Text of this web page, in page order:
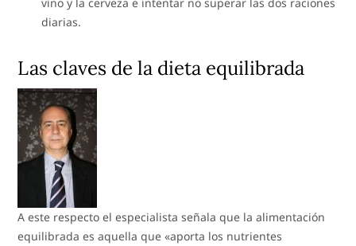
diarias.
Las claves de la dieta equilibrada
A este respecto el especialista señala que la alimentación
equilibrada es aquella que «aporta los nutrientes